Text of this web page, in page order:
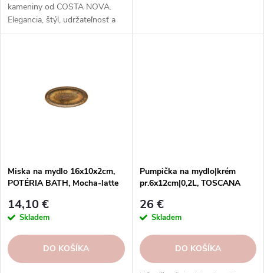
kameniny od COSTA NOVA.
Elegancia, štýl, udržateľnosť a
praktickosť v jednom balení.
Miska na mydlo 16x10x2cm,
POTÉRIA BATH, Mocha-latte
14,10 €
Skladem
DO KOŠÍKA
Pumpička na mydlo|krém
pr.6x12cm|0,2L, TOSCANA
biela/krémová|Aglio|Casafina
26 €
Skladem
DO KOŠÍKA